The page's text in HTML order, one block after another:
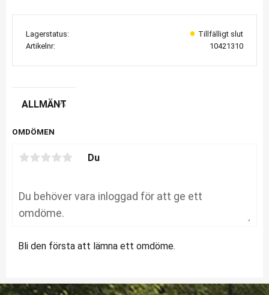
Lagerstatus
Artikelnr
10421310
ALLMÄNT
OMDÖMEN
Du
Bli den första att lämna ett omdöme.